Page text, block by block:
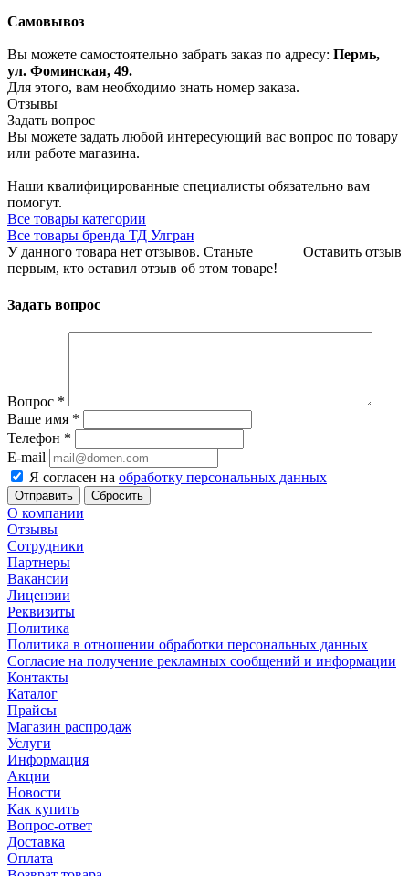
Самовывоз
Вы можете самостоятельно забрать заказ по адресу: Пермь,
ул. Фоминская, 49.
Для этого, вам необходимо знать номер заказа.
Отзывы
Задать вопрос
Вы можете задать любой интересующий вас вопрос по товару
или работе магазина.
Наши квалифицированные специалисты обязательно вам
помогут.
Все товары категории
Все товары бренда ТД Улгран
Оставить отзыв
У данного товара нет отзывов. Станьте
первым, кто оставил отзыв об этом товаре!
Задать вопрос
Вопрос *
Ваше имя *
Телефон *
E-mail
Я согласен на обработку персональных данных
Сбросить
О компании
Отзывы
Сотрудники
Партнеры
Вакансии
Лицензии
Реквизиты
Политика
Политика в отношении обработки персональных данных
Согласие на получение рекламных сообщений и информации
Контакты
Каталог
Прайсы
Магазин распродаж
Услуги
Информация
Акции
Новости
Как купить
Вопрос-ответ
Доставка
Оплата